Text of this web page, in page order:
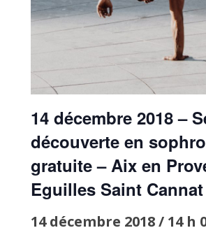
14 décembre 2018 –
découverte en
gratuite – Aix en
Eguilles Saint Cannat
14 décembre 2018 / 14 h